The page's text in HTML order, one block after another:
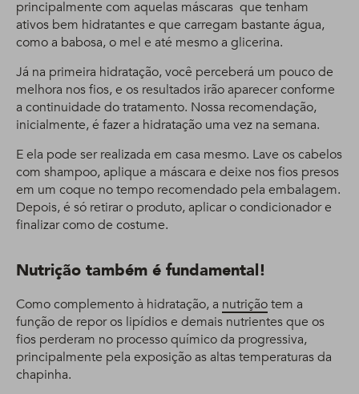
principalmente com aquelas máscaras que tenham
ativos bem hidratantes e que carregam bastante água,
como a babosa, o mel e até mesmo a glicerina.
Já na primeira hidratação, você perceberá um pouco de
melhora nos fios, e os resultados irão aparecer conforme
a continuidade do tratamento. Nossa recomendação,
inicialmente, é fazer a hidratação uma vez na semana.
E ela pode ser realizada em casa mesmo. Lave os cabelos
com shampoo, aplique a máscara e deixe nos fios presos
em um coque no tempo recomendado pela embalagem.
Depois, é só retirar o produto, aplicar o condicionador e
finalizar como de costume.
Nutrição também é fundamental!
Como complemento à hidratação, a nutriçãotem a
função de repor os lipídios e demais nutrientes que os
fios perderam no processo químico da progressiva,
principalmente pela exposição as altas temperaturas da
chapinha.